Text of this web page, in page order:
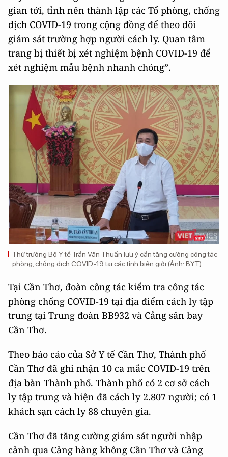
gian tới, tỉnh nên thành lập các Tổ phòng, chống
dịch COVID-19 trong cộng đồng để theo dõi
giám sát trường hợp người cách ly. Quan tâm
trang bị thiết bị xét nghiệm bệnh COVID-19 để
xét nghiệm mẫu bệnh nhanh chóng”.
Thứ trưởng Bộ Y tế Trần Văn Thuấn lưu ý cần tăng cường công tác
phòng, chống dịch COVID-19 tại các tỉnh biên giới (Ảnh: BYT)
Tại Cần Thơ, đoàn công tác kiểm tra công tác
phòng chống COVID-19 tại địa điểm cách ly tập
trung tại Trung đoàn BB932 và Cảng sân bay
Cần Thơ.
Theo báo cáo của Sở Y tế Cần Thơ, Thành phố
Cần Thơ đã ghi nhận 10 ca mắc COVID-19 trên
địa bàn Thành phố. Thành phố có 2 cơ sở cách
ly tập trung và hiện đã cách ly 2.807 người; có 1
khách sạn cách ly 88 chuyên gia.
Cần Thơ đã tăng cường giám sát người nhập
cảnh qua Cảng hàng không Cần Thơ và Cảng